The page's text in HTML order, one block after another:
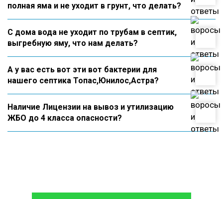
полная яма и не уходит в грунт, что делать?
С дома вода не уходит по трубам в септик,
выгребную яму, что нам делать?
А у вас есть вот эти вот бактерии для
нашего септика Топас,Юнилос,Астра?
Наличие Лицензии на вывоз и утилизацию
ЖБО до 4 класса опасности?